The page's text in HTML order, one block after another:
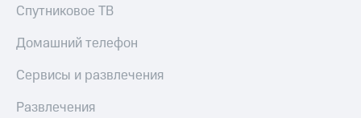
Спутниковое ТВ
Домашний телефон
Сервисы и развлечения
Развлечения